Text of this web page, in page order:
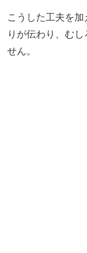
こうした工夫を
りが伝わり、む
せん。